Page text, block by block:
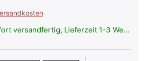
versandfertig, Lieferzeit 1-3 Werktage.